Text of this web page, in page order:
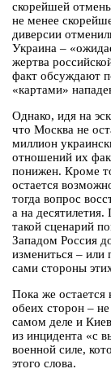
скорейшей
не менее
диверсии
Украина –
жертва
факт обсуждают
«картами»
Однако, идя на
что Москва не
миллион
отношений их
понижен. Кроме
остается
тогда вопрос
а на
такой сценарий
Западом Россия
измениться – или
сами стороны
Пока же остается
обеих сторон –
самом деле и
из инцидента «с
военной силе,
этого слова.